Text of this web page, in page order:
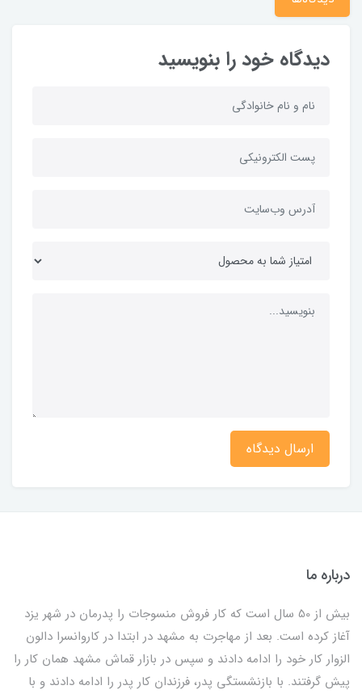
دیدگاه خود را بنویسید
ارسال دیدگاه
درباره ما
بیش از 50 سال است که کار فروش منسوجات را پدرمان در شهر یزد
آغاز کرده است. بعد از مهاجرت به مشهد در ابتدا در کاروانسرا دالون
الزوار کار خود را ادامه دادند و سپس در بازار قماش مشهد همان کار را
پیش گرفتند. با بازنشستگی پدر، فرزندان کار پدر را ادامه دادند و با